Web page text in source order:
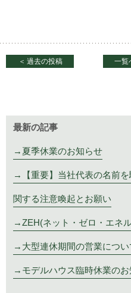
＜ 過去の投稿 一覧
最新の記事
夏季休業のお知らせ
【重要】当社代表の名前
関する注意喚起とお願い
ZEH(ネット・ゼロ・エネ
大型連休期間の営業につい
モデルハウス臨時休業の